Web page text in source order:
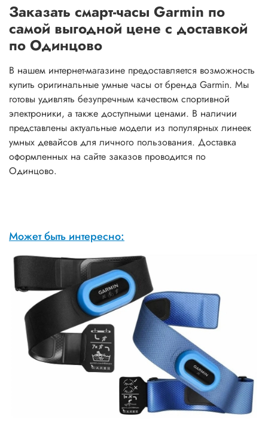
Заказать смарт-часы Garmin по
самой выгодной цене с доставкой
по Одинцово
В нашем интернет-магазине предоставляется возможность
купить оригинальные умные часы от бренда Garmin. Мы
готовы удивлять безупречным качеством спортивной
электроники, а также доступными ценами. В наличии
представлены актуальные модели из популярных линеек
умных девайсов для личного пользования. Доставка
оформленных на сайте заказов проводится по
Одинцово.
Может быть интересно: